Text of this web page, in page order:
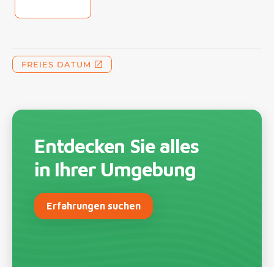
Entdecken Sie alles
in Ihrer Umgebung
Erfahrungen suchen